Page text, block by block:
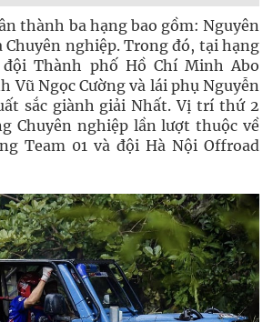
thành ba hạng bao gồm: Nguyên
Chuyên nghiệp. Trong đó, tại hạng
đội Thành phố Hồ Chí Minh Abo
Vũ Ngọc Cường và lái phụ Nguyễn
sắc giành giải Nhất. Vị trí thứ 2
Chuyên nghiệp lần lượt thuộc về
Team 01 và đội Hà Nội Offroad